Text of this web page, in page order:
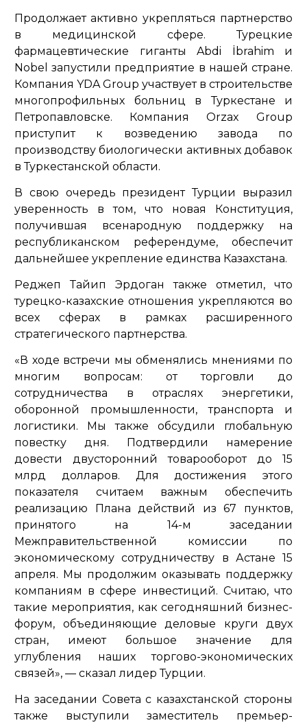
Продолжает активно укрепляться партнерство
в медицинской сфере. Турецкие
фармацевтические гиганты Abdi İbrahim и
Nobel запустили предприятие в нашей стране.
Компания YDA Group участвует в строительстве
многопрофильных больниц в Туркестане и
Петропавловске. Компания Orzax Group
приступит к возведению завода по
производству биологически активных добавок
в Туркестанской области.
В свою очередь президент Турции выразил
уверенность в том, что новая Конституция,
получившая всенародную поддержку на
республиканском референдуме, обеспечит
дальнейшее укрепление единства Казахстана.
Реджеп Тайип Эрдоган также отметил, что
турецко-казахские отношения укрепляются во
всех сферах в рамках расширенного
стратегического партнерства.
«В ходе встречи мы обменялись мнениями по
многим вопросам: от торговли до
сотрудничества в отраслях энергетики,
оборонной промышленности, транспорта и
логистики. Мы также обсудили глобальную
повестку дня. Подтвердили намерение
довести двусторонний товарооборот до 15
млрд долларов. Для достижения этого
показателя считаем важным обеспечить
реализацию Плана действий из 67 пунктов,
принятого на 14-м заседании
Межправительственной комиссии по
экономическому сотрудничеству в Астане 15
апреля. Мы продолжим оказывать поддержку
компаниям в сфере инвестиций. Считаю, что
такие мероприятия, как сегодняшний бизнес-
форум, объединяющие деловые круги двух
стран, имеют большое значение для
углубления наших торгово-экономических
связей», — сказал лидер Турции.
На заседании Совета с казахстанской стороны
также выступили заместитель премьер-